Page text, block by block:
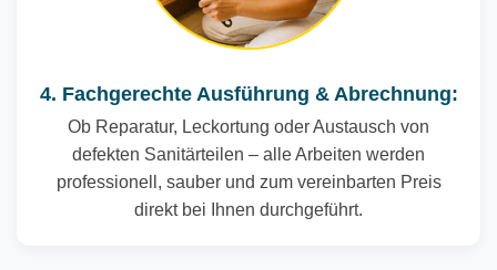
4. Fachgerechte Ausführung & Abrechnung:
Ob Reparatur, Leckortung oder Austausch von
defekten Sanitärteilen – alle Arbeiten werden
professionell, sauber und zum vereinbarten Preis
direkt bei Ihnen durchgeführt.